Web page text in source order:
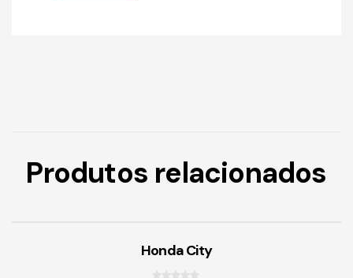
Produtos relacionados
Honda City